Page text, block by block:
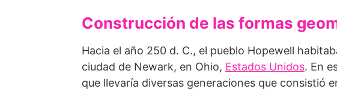
Construcción de las formas
Hacia el año 250 d. C., el pueblo Hopewell
ciudad de Newark, en Ohio, Estados Unidos. En
que llevaría diversas generaciones que consistió